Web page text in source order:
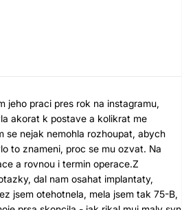
jeho praci pres rok na instagramu,
akorat k postave a kolikrat me
se nejak nemohla rozhoupat, abych
to znameni, proc se mu ozvat. Na
a rovnou i termin operace.Z
dal nam osahat implantaty,
jsem otehotnela, mela jsem tak 75-B,